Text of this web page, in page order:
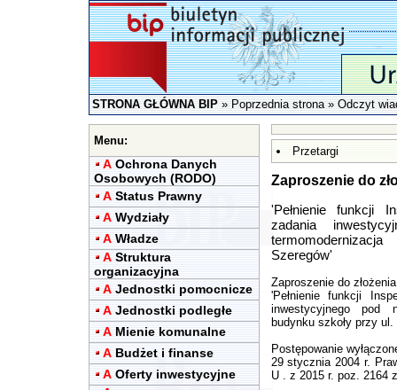
STRONA GŁÓWNA BIP»Poprzednia strona» Odczyt
Menu:
A Ochrona Danych
Osobowych (RODO)
A Status Prawny
A Wydziały
A Władze
A Struktura
organizacyjna
A Jednostki pomocnicze
A Jednostki podległe
A Mienie komunalne
A Budżet i finanse
A Oferty inwestycyjne
Przetargi
Zaproszenie do
'Pełnienie funkcji
zadania
Szeregów'
Zaproszenie do
'Pełnienie funkcji
inwestycyjnego pod
budynku szkoły przy
Postępowanie
29 stycznia 2004 r.
U . z 2015 r. poz. 2164